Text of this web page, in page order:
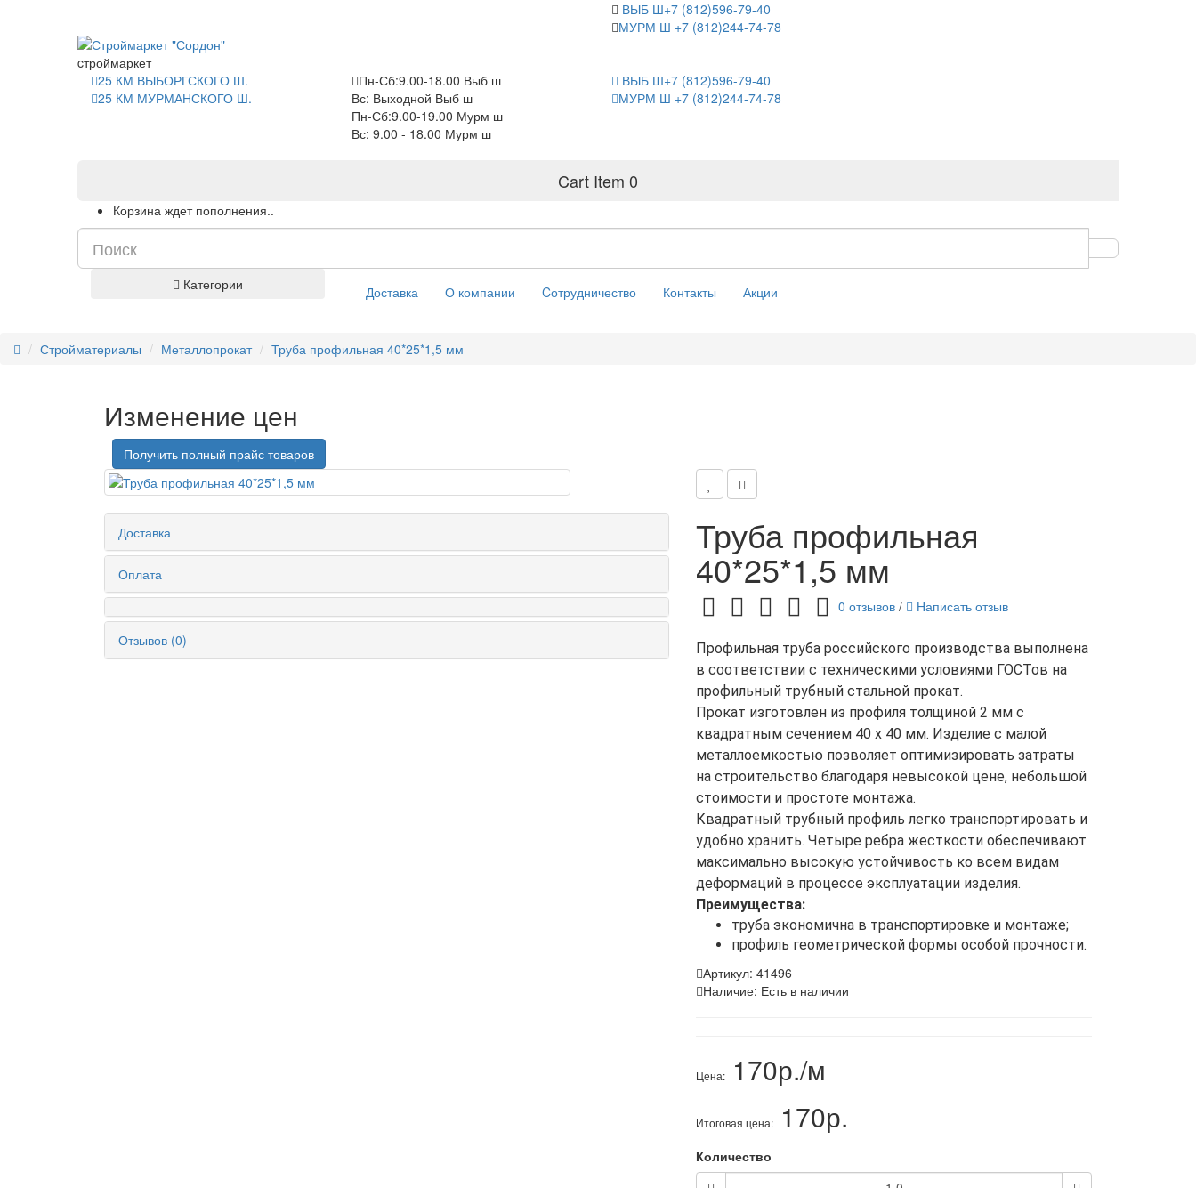
ВЫБ Ш+7 (812)596-79-40
МУРМ Ш +7 (812)244-74-78
cтроймаркет
25 КМ ВЫБОРГСКОГО Ш.
25 КМ МУРМАНСКОГО Ш.
Пн-Сб:9.00-18.00 Выб ш
Вс: Выходной Выб ш
Пн-Сб:9.00-19.00 Мурм ш
Вс: 9.00 - 18.00 Мурм ш
ВЫБ Ш+7 (812)596-79-40
МУРМ Ш +7 (812)244-74-78
Cart Item 0
Корзина ждет пополнения..
Доставка О компании Cотрудничество Контакты Акции
Категории
Стройматериалы Металлопрокат Труба профильная 40*25*1,5 мм
Изменение цен
Получить полный прайс товаров
Доставка
Оплата
Отзывов (0)
Труба профильная
40*25*1,5 мм
0 отзывов / Написать отзыв
Профильная труба российского производства выполнена
в соответствии с техническими условиями ГОСТов на
профильный трубный стальной прокат.
Прокат изготовлен из профиля толщиной 2 мм с
квадратным сечением 40 х 40 мм. Изделие с малой
металлоемкостью позволяет оптимизировать затраты
на строительство благодаря невысокой цене, небольшой
стоимости и простоте монтажа.
Квадратный трубный профиль легко транспортировать и
удобно хранить. Четыре ребра жесткости обеспечивают
максимально высокую устойчивость ко всем видам
деформаций в процессе эксплуатации изделия.
Преимущества:
труба экономична в транспортировке и монтаже;
профиль геометрической формы особой прочности.
Артикул: 41496
Наличие: Есть в наличии
Цена: 170р./м
Итоговая цена: 170р.
Количество